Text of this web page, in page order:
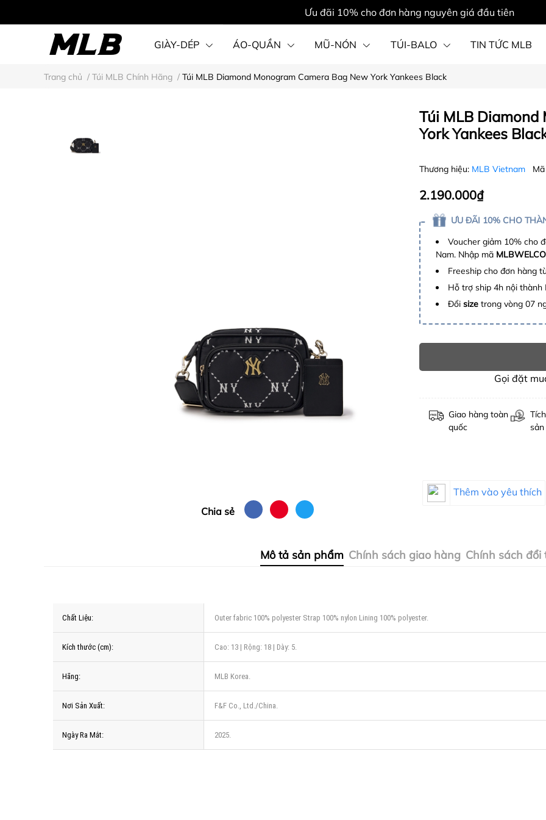
Ưu đãi 10% cho đơn hàng nguyên giá đầu tiên
GIÀY-DÉP ÁO-QUẦN MŨ-NÓN TÚI-BALO TIN TỨC MLB
STEAL KARINA STYLE PHỤ KIỆN
Trang chủ / Túi MLB Chính Hãng / Túi MLB Diamond Monogram Camera Bag New York Yankees Black
Chia sẻ
Túi MLB Diamond
York Yankees
Thương hiệu: MLB Vietnam
2.190.000₫
ƯU ĐÃI 10% CHO
Voucher giảm 10% cho
Nam. Nhập mã
Freeship cho đơn hàng
Hỗ trợ ship 4h nội thành
Đổi size trong vòng 07
Gọi đặt
Giao hàng toàn
quốc
Thêm vào yêu thích
Mô tả sản phẩm Chính sách giao hàng Chính sách đổi
Chất Liệu: Outer fabric 100% polyester Strap 100% nylon Lining 100% polyester.
Kích thước (cm): Cao: 13 | Rộng: 18 | Dày: 5.
Hãng: MLB Korea.
Nơi Sản Xuất: F&F Co., Ltd./China.
Ngày Ra Mắt: 2025.